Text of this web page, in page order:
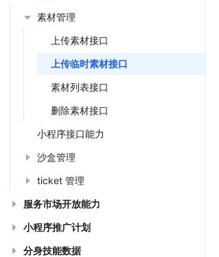
素材管理
上传素材接口
上传临时素材接口
素材列表接口
删除素材接口
小程序接口能力
沙盒管理
ticket 管理
服务市场开放能力
小程序推广计划
分身技能数据